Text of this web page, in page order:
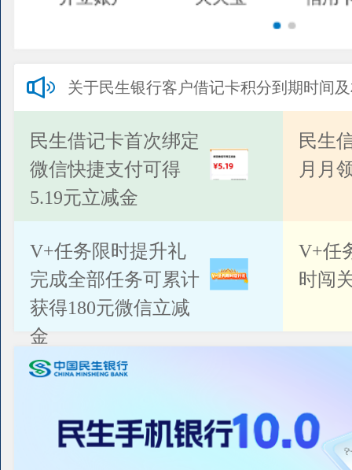
关于民生银行客户借记卡积分到期时间
公告
民生借记卡首次绑定
微信快捷支付可得
5.19元立减金
民生
月月
V+任务限时提升礼
完成全部任务可累计
获得180元微信立减
金
V+任
时闯